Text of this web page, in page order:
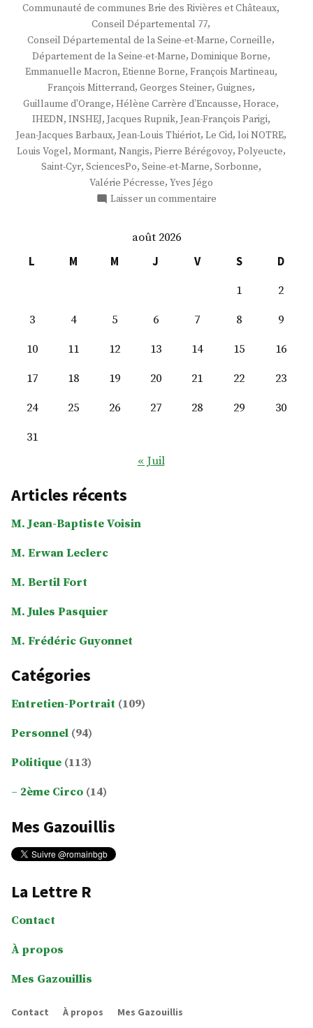
Communauté de communes Brie des Rivières et Châteaux,
Conseil Départemental 77,
Conseil Départemental de la Seine-et-Marne, Corneille,
Département de la Seine-et-Marne, Dominique Borne,
Emmanuelle Macron, Etienne Borne, François Martineau,
François Mitterrand, Georges Steiner, Guignes,
Guillaume d'Orange, Hélène Carrère d’Encausse, Horace,
IHEDN, INSHEJ, Jacques Rupnik, Jean-François Parigi,
Jean-Jacques Barbaux, Jean-Louis Thiériot, Le Cid, loi NOTRE,
Louis Vogel, Mormant, Nangis, Pierre Bérégovoy, Polyeucte,
Saint-Cyr, SciencesPo, Seine-et-Marne, Sorbonne,
Valérie Pécresse, Yves Jégo
Laisser un commentaire
Thiériot
août 2026
L
M M J V S
D
1
2
3
4 5 6 7 8
9
10
11 12 13 14 15
16
17
18 19 20 21 22
23
24
25 26 27 28 29
30
31
« Juil
Articles récents
M. Jean-Baptiste Voisin
M. Erwan Leclerc
M. Bertil Fort
M. Jules Pasquier
M. Frédéric Guyonnet
Catégories
Entretien-Portrait (109)
Personnel (94)
Politique (113)
2ème Circo (14)
Mes Gazouillis
La Lettre R
Contact
À propos
Mes Gazouillis
Contact À propos Mes Gazouillis